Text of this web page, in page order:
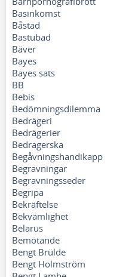
Basinkomst
Båstad
Bastubad
Bäver
Bayes
Bayes sats
BB
Bebis
Bedömningsdilemma
Bedrägeri
Bedrägerier
Bedragerska
Begåvningshandikapp
Begravningar
Begravningsseder
Begripa
Bekräftelse
Bekvämlighet
Belarus
Bemötande
Bengt Brülde
Bengt Holmström